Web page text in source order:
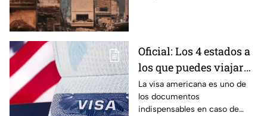
Oficial: Los 4 estados a
los que puedes viajar
sin la visa americana
pegada en el pasaporte
La visa americana es uno de
los documentos
indispensables en caso de